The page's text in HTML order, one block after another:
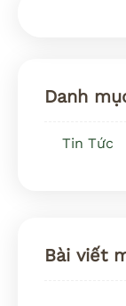
Danh
Tin Tức
Bài viết